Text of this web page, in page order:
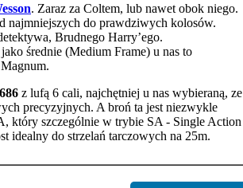
. Zaraz za Coltem, lub nawet obok niego.
najmniejszych do prawdziwych kolosów.
Brudnego Harry’ego.
średnie (Medium Frame) u nas to
686 z lufą 6 cali, najchętniej u nas wybieraną, ze
precyzyjnych. A broń ta jest niezwykle
który szczególnie w trybie SA - Single Action
idealny do strzelań tarczowych na 25m.